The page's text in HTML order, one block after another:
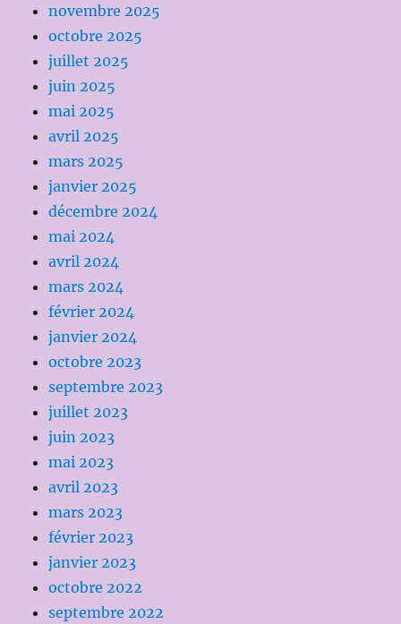
novembre 2025
octobre 2025
juillet 2025
juin 2025
mai 2025
avril 2025
mars 2025
janvier 2025
décembre 2024
mai 2024
avril 2024
mars 2024
février 2024
janvier 2024
octobre 2023
septembre 2023
juillet 2023
juin 2023
mai 2023
avril 2023
mars 2023
février 2023
janvier 2023
octobre 2022
septembre 2022